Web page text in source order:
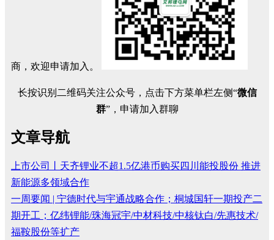
商，欢迎申请加入。
长按识别二维码关注公众号，点击下方菜单栏左侧“微信
群”，申请加入群聊
文章导航
上市公司丨天齐锂业不超1.5亿港币购买四川能投股份 推进
新能源多领域合作
一周要闻 | 宁德时代与宇通战略合作；桐城国轩一期投产二
期开工；亿纬锂能/珠海冠宇/中材科技/中核钛白/先惠技术/
福鞍股份等扩产